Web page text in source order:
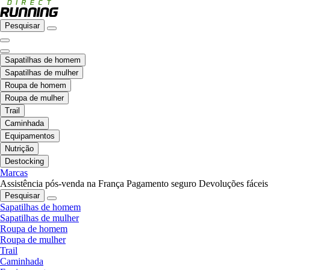
Pesquisar
Sapatilhas de homem
Sapatilhas de mulher
Roupa de homem
Roupa de mulher
Trail
Caminhada
Equipamentos
Nutrição
Destocking
Marcas
Assistência pós-venda na França Pagamento seguro Devoluções fáceis
Pesquisar
Sapatilhas de homem
Sapatilhas de mulher
Roupa de homem
Roupa de mulher
Trail
Caminhada